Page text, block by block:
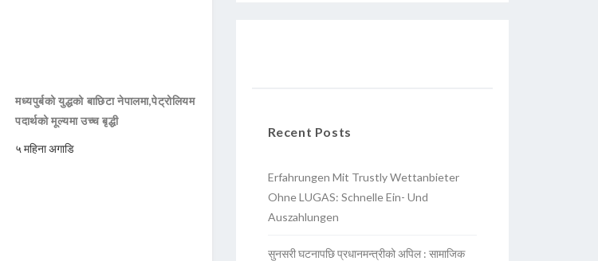
मध्यपुर्बको युद्धको बाछिटा नेपालमा,पेट्रोलियम
पदार्थको मूल्यमा उच्च बृद्धी
५ महिना अगाडि
Recent Posts
Erfahrungen Mit Trustly Wettanbieter
Ohne LUGAS: Schnelle Ein- Und
Auszahlungen
सुनसरी घटनापछि प्रधानमन्त्रीको अपिल : सामाजिक